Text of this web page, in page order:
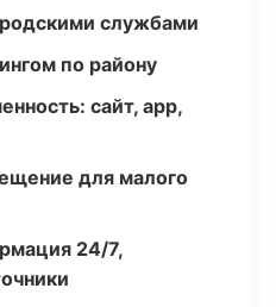
службами
по району
сайт, app,
для малого
24/7,